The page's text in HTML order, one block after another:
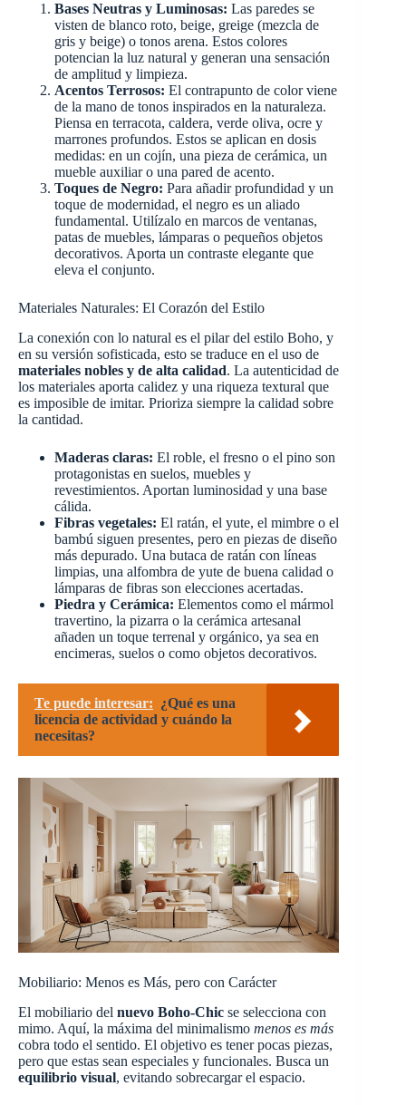
Bases Neutras y Luminosas: Las paredes se
visten de blanco roto, beige, greige (mezcla de
gris y beige) o tonos arena. Estos colores
potencian la luz natural y generan una sensación
de amplitud y limpieza.
Acentos Terrosos: El contrapunto de color viene
de la mano de tonos inspirados en la naturaleza.
Piensa en terracota, caldera, verde oliva, ocre y
marrones profundos. Estos se aplican en dosis
medidas: en un cojín, una pieza de cerámica, un
mueble auxiliar o una pared de acento.
Toques de Negro: Para añadir profundidad y un
toque de modernidad, el negro es un aliado
fundamental. Utilízalo en marcos de ventanas,
patas de muebles, lámparas o pequeños objetos
decorativos. Aporta un contraste elegante que
eleva el conjunto.
Materiales Naturales: El Corazón del Estilo
La conexión con lo natural es el pilar del estilo Boho, y
en su versión sofisticada, esto se traduce en el uso de
materiales nobles y de alta calidad. La autenticidad de
los materiales aporta calidez y una riqueza textural que
es imposible de imitar. Prioriza siempre la calidad sobre
la cantidad.
Maderas claras: El roble, el fresno o el pino son
protagonistas en suelos, muebles y
revestimientos. Aportan luminosidad y una base
cálida.
Fibras vegetales: El ratán, el yute, el mimbre o el
bambú siguen presentes, pero en piezas de diseño
más depurado. Una butaca de ratán con líneas
limpias, una alfombra de yute de buena calidad o
lámparas de fibras son elecciones acertadas.
Piedra y Cerámica: Elementos como el mármol
travertino, la pizarra o la cerámica artesanal
añaden un toque terrenal y orgánico, ya sea en
encimeras, suelos o como objetos decorativos.
Te puede interesar: ¿Qué es una
licencia de actividad y cuándo la
necesitas?
Mobiliario: Menos es Más, pero con Carácter
El mobiliario del nuevo Boho-Chic se selecciona con
mimo. Aquí, la máxima del minimalismo menos es más
cobra todo el sentido. El objetivo es tener pocas piezas,
pero que estas sean especiales y funcionales. Busca un
equilibrio visual, evitando sobrecargar el espacio.